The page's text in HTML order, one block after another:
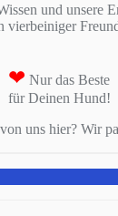
und unsere
❤ Nur das Beste
für Deinen Hund!
uns hier? Wir